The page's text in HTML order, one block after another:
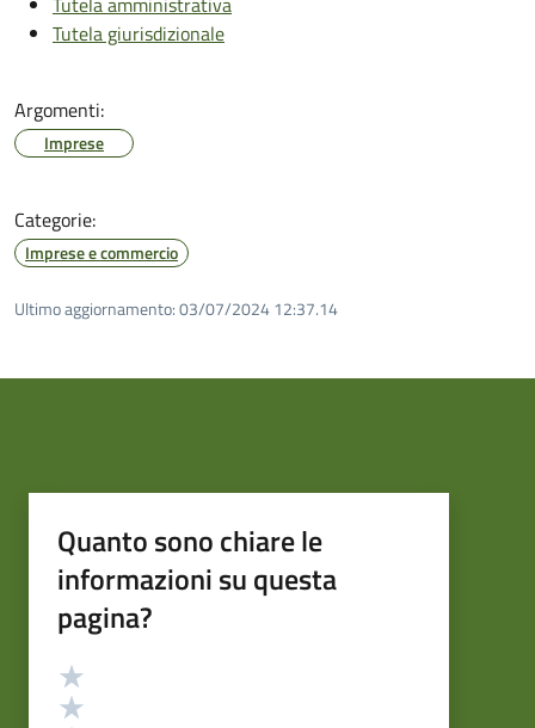
Tutela giurisdizionale
Argomenti:
Imprese
Categorie:
Imprese e commercio
Ultimo aggiornamento:03/07/2024 12:37.14
Quanto sono chiare le
informazioni su questa
pagina?
Valutazione